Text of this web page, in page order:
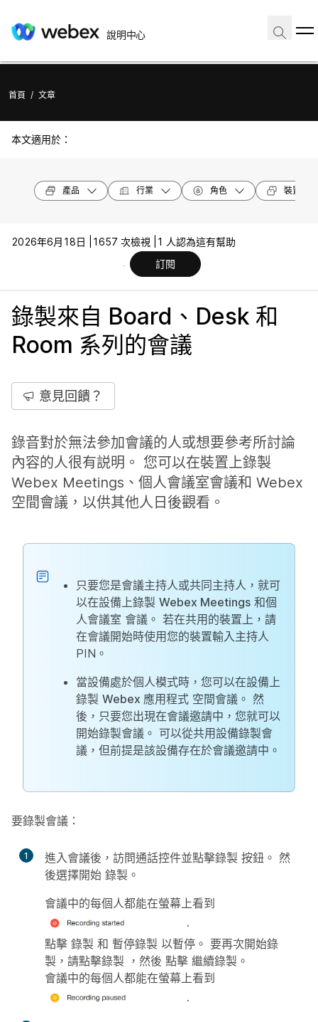
說明中心
首頁 / 文章
本文適用於：
產品 行業 角色 裝置機型
2026年6月18日 | 1657 次檢視 |
1 人認為這有幫助
訂閱
錄製來自 Board、Desk 和
Room 系列的會議
意見回饋？
錄音對於無法參加會議的人或想要參考所討論
內容的人很有説明。 您可以在裝置上錄製
Webex Meetings、個人會議室會議和 Webex
空間會議，以供其他人日後觀看。
只要您是會議主持人或共同主持人，就可
以在設備上錄製 Webex Meetings 和個
人會議室 會議。 若在共用的裝置上，請
在會議開始時使用您的裝置輸入主持人
PIN。
當設備處於個人模式時，您可以在設備上
錄製 Webex 應用程式 空間會議。 然
後，只要您出現在會議邀請中，您就可以
開始錄製會議。 可以從共用設備錄製會
議，但前提是該設備存在於會議邀請中。
要錄製會議：
1 進入會議後，訪問通話控件並點擊錄製 按鈕。 然
後選擇開始 錄製 。
會議中的每個人都能在螢幕上看到
.
點擊 錄製 和 暫停錄製 以暫停。 要再次開始錄
製，請點擊錄製 ，然後 點擊 繼續錄製 。
會議中的每個人都能在螢幕上看到
.